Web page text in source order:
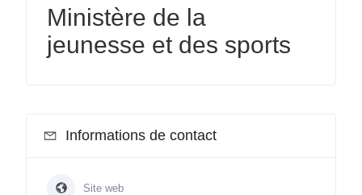
Ministère de la
jeunesse et des sports
Informations de contact
Site web